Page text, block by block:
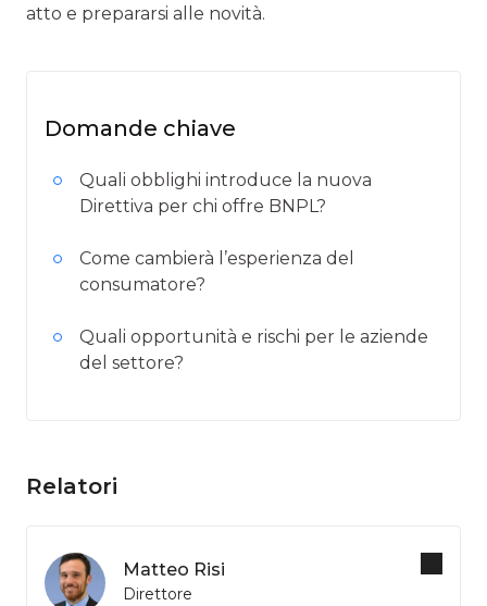
atto e prepararsi alle novità.
Domande chiave
Quali obblighi introduce la nuova
Direttiva per chi offre BNPL?
Come cambierà l’esperienza del
consumatore?
Quali opportunità e rischi per le aziende
del settore?
Relatori
Matteo Risi
Direttore